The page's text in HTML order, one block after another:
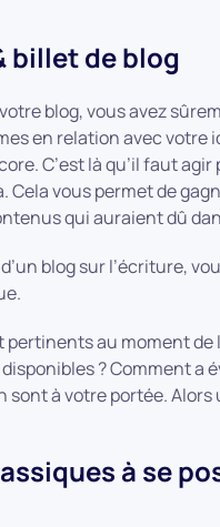
billet de blog
blog, vous avez
en relation avec
C’est là qu’il faut
vous permet de
qui auraient dû
blog sur l’écriture,
au moment de
? Comment a
sont à votre portée.
à se